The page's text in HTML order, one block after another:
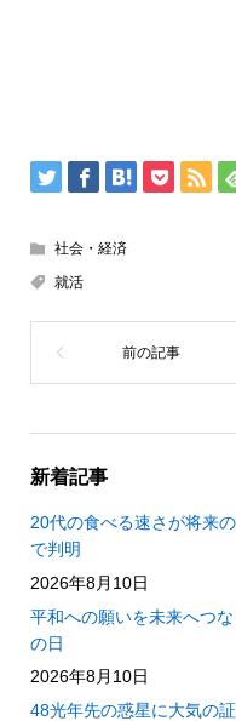
社会・経済
就活
新着記事
20代の食べる速さが将来
で判明
2026年8月10日
平和への願いを未来へつ
の日
2026年8月10日
48光年先の惑星に大気の